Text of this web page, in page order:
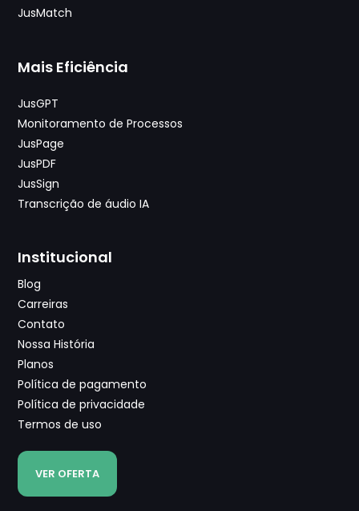
JusMatch
Mais Eficiência
JusGPT
Monitoramento de Processos
JusPage
JusPDF
JusSign
Transcrição de áudio IA
Institucional
Blog
Carreiras
Contato
Nossa História
Planos
Política de pagamento
Política de privacidade
Termos de uso
VER OFERTA